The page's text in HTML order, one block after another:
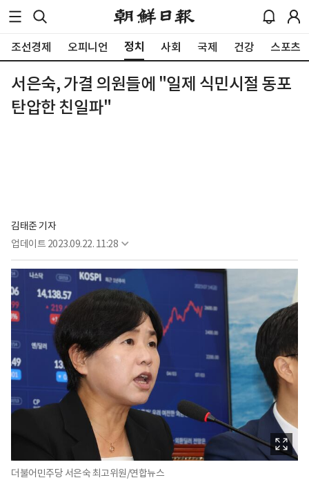
조선경제 오피니언 정치 사회 국제 건강 스포츠
서은숙, 가결 의원들에 "일제 식민시절 동포
탄압한 친일파"
김태준 기자
업데이트 2023.09.22. 11:28
더불어민주당 서은숙 최고위원/연합뉴스